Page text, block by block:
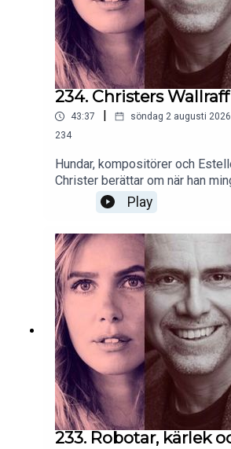
234. Christers Wallraff
43:37 söndag 2 augusti 2026
234
Hundar, kompositörer och
Christer berättar om när han
Play
233. Robotar, kärlek